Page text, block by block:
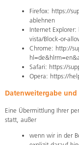
Firefox: https://
ablehnen
Internet Explorer:
vista/Block-or-
Chrome: http://
Safari: https://
Opera: https://
Datenweitergabe und
Eine Übermittlung Ihrer
statt, außer
wenn wir in der